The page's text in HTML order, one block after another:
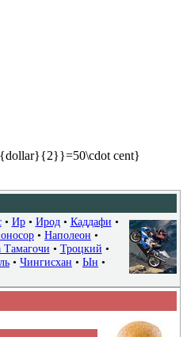
• Ир• Ирод• Каддафи •
• Наполеон •
Тамагочи • Троцкий •
• Чингисхан • Ын •